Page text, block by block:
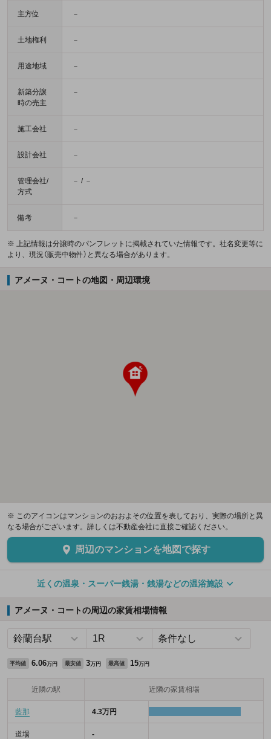
主方位 －
土地権利 －
用途地域 －
新築分譲
時の売主
－
施工会社 －
設計会社 －
管理会社/
方式
－ / －
備考 －
※ 上記情報は分譲時のパンフレットに掲載されていた情報です。社名変更等に
より、現況（販売中物件）と異なる場合があります。
アメーヌ・コートの地図・周辺環境
※ このアイコンはマンションのおおよその位置を表しており、実際の場所と異
なる場合がございます。詳しくは不動産会社に直接ご確認ください。
周辺のマンションを地図で探す
近くの温泉・スーパー銭湯・銭湯などの温浴施設
アメーヌ・コートの周辺の家賃相場情報
平均値 6.06万円 最安値 3万円 最高値 15万円
近隣の駅 近隣の家賃相場
藍那 4.3万円
道場 -